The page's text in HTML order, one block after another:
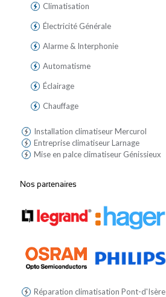
Climatisation
Électricité Générale
Alarme & Interphonie
Automatisme
Éclairage
Chauffage
Installation climatiseur Mercurol
Entreprise climatiseur Larnage
Mise en palce climatiseur Génissieux
Nos partenaires
Réparation climatisation Pont-d'Isère